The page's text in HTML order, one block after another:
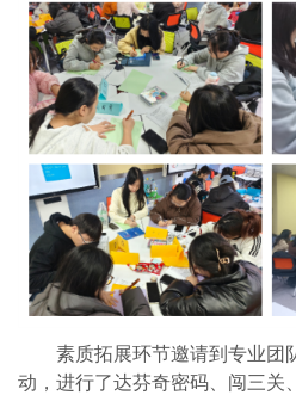
素质拓展环节邀请到专业团
动，进行了达芬奇密码、闯三关